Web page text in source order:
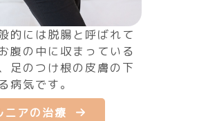
的には脱腸と呼ばれて
腹の中に収まっている
足のつけ根の皮膚の下
病気です。
ニアの治療